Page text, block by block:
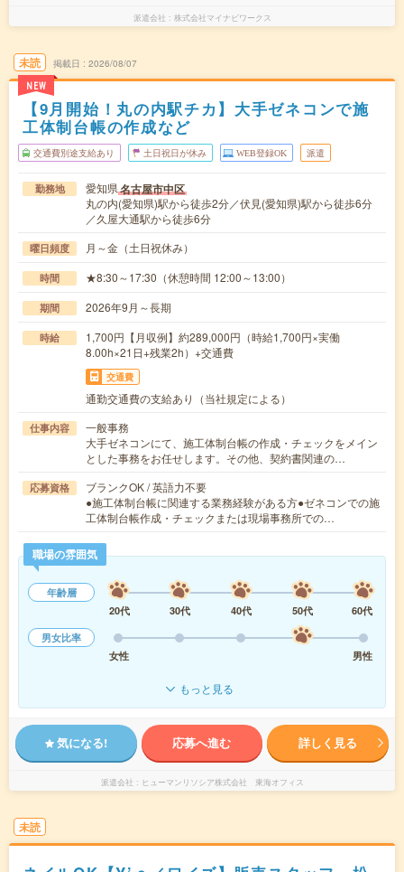
派遣会社 株式会社マイナビワークス
未読
NEW
掲載日 2026/08/07
【9月開始！丸の内駅チカ】大手ゼネコンで施
工体制台帳の作成など
交通費別途支給あり 土日祝日が休み WEB登録OK 派遣
勤務地 愛知県名古屋市中区
丸の内(愛知県)駅から徒歩2分／伏見(愛知県)駅から徒歩6分
／久屋大通駅から徒歩6分
曜日頻度 月～金（土日祝休み）
時間 ★8:30～17:30（休憩時間 12:00～13:00）
期間 2026年9月～長期
時給
1,700円【月収例】約289,000円（時給1,700円×実働
8.00h×21日+残業2h）+交通費
交通費
通勤交通費の支給あり（当社規定による）
仕事内容
一般事務
大手ゼネコンにて、施工体制台帳の作成・チェックをメイン
とした事務をお任せします。その他、契約書関連の…
応募資格
ブランクOK / 英語力不要
●施工体制台帳に関連する業務経験がある方●ゼネコンでの施
工体制台帳作成・チェックまたは現場事務所での…
職場の雰囲気
年齢層
20代
30代 40代 50代
60代
男女比率
女性
男性
もっと見る
気になる! 応募へ進む 詳しく見る
派遣会社 ヒューマンリソシア株式会社 東海オフィス
未読